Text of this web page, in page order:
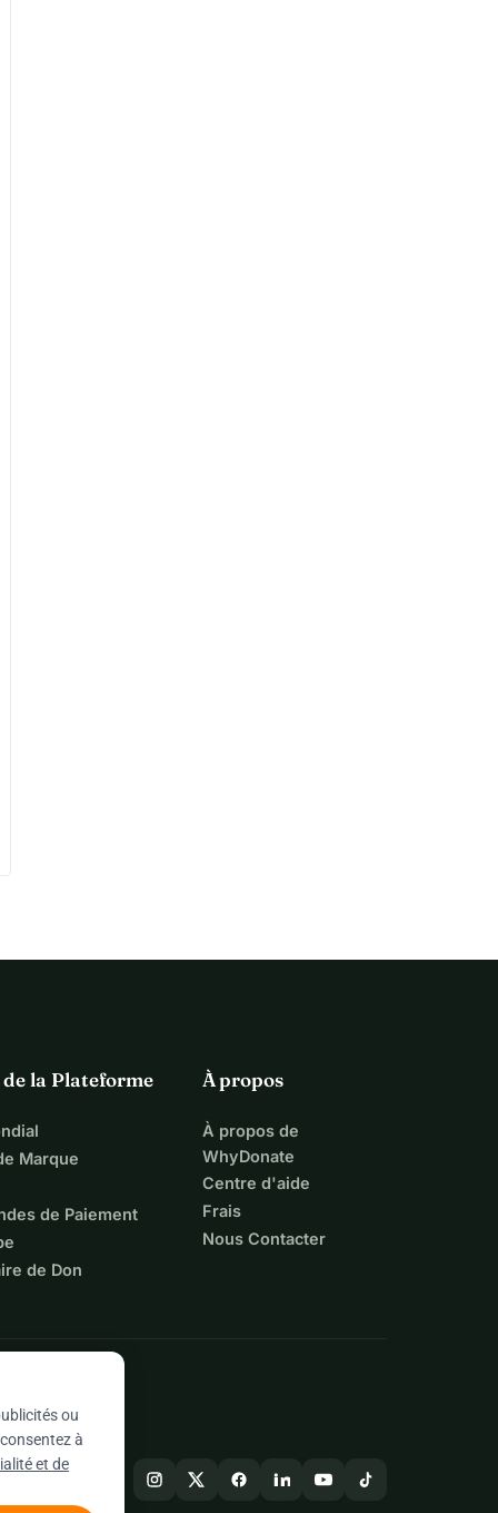
la Plateforme
Marque
de Paiement
de Don
À propos
À propos de
WhyDonate
Centre d'aide
Frais
Nous Contacter
ou
à
et de